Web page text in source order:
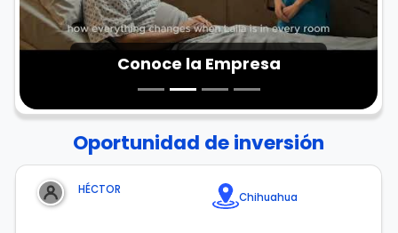
Conoce la Empresa
Oportunidad de inversión
HÉCTOR
Chihuahua